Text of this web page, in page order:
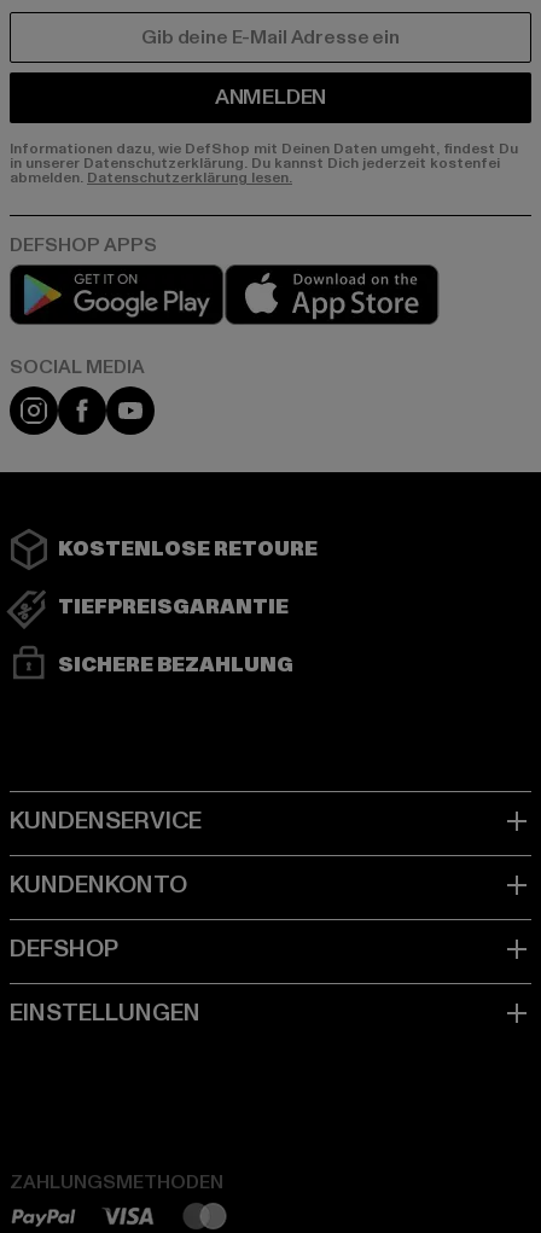
ANMELDEN
Informationen dazu, wie DefShop mit Deinen Daten umgeht, findest Du
in unserer Datenschutzerklärung. Du kannst Dich jederzeit kostenfei
abmelden. Datenschutzerklärung lesen.
Play market
Instagram
FacebookYouTube
KOSTENLOSE RETOURE
TIEFPREISGARANTIE
SICHERE BEZAHLUNG
ZAHLUNGSMETHODEN